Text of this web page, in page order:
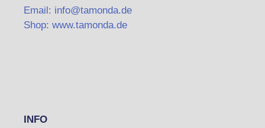
Email: info@tamonda.de
Shop: www.tamonda.de
INFO